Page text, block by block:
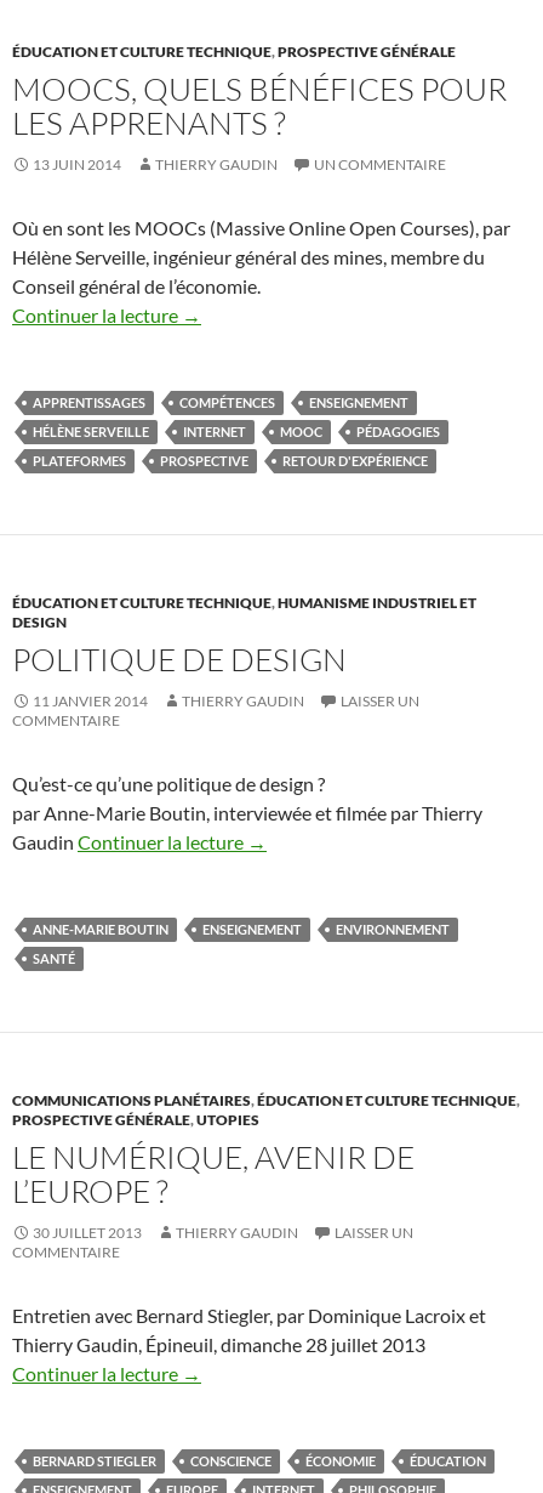
ÉDUCATION ET CULTURE TECHNIQUE,PROSPECTIVE GÉNÉRALE
MOOCS, QUELS BÉNÉFICES POUR
LES APPRENANTS ?
13 JUIN 2014 THIERRY GAUDIN UN COMMENTAIRE
Où en sont les MOOCs (Massive Online Open Courses), par
Hélène Serveille, ingénieur général des mines, membre du
Conseil général de l’économie.
Continuer la lecture →
APPRENTISSAGES COMPÉTENCES
ENSEIGNEMENT
HÉLÈNE SERVEILLE
INTERNET MOOC
PÉDAGOGIES
PLATEFORMES
PROSPECTIVE RETOUR D'EXPÉRIENCE
ÉDUCATION ET CULTURE TECHNIQUE,HUMANISME INDUSTRIEL ET
DESIGN
POLITIQUE DE DESIGN
11 JANVIER 2014 THIERRY GAUDIN
LAISSER UN
COMMENTAIRE
Qu’est-ce qu’une politique de design ?
par Anne-Marie Boutin, interviewée et filmée par Thierry
Gaudin Continuer la lecture →
ANNE-MARIE BOUTIN ENSEIGNEMENT
ENVIRONNEMENT
SANTÉ
COMMUNICATIONS PLANÉTAIRES,ÉDUCATION ET CULTURE TECHNIQUE,
PROSPECTIVE GÉNÉRALE,UTOPIES
LE NUMÉRIQUE, AVENIR DE
L’EUROPE ?
30 JUILLET 2013 THIERRY GAUDIN
LAISSER UN
COMMENTAIRE
Entretien avec Bernard Stiegler, par Dominique Lacroix et
Thierry Gaudin, Épineuil, dimanche 28 juillet 2013
Continuer la lecture →
BERNARD STIEGLER CONSCIENCE ÉCONOMIE
ÉDUCATION